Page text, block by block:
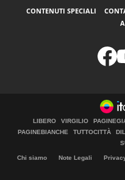
CONTENUTI SPECIALI
LIBERO VIRGILIO
PAGINEBIANCHE
TUTTOCITTÀ
Chi siamo Note Legali